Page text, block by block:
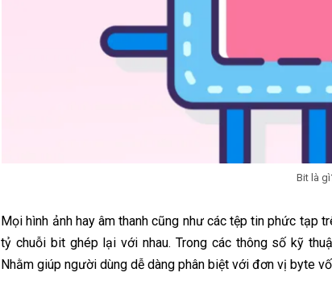
Bit là
Mọi hình ảnh hay âm thanh cũng như các tệp tin phức tạp
tỷ chuỗi bit ghép lại với nhau. Trong các thông số kỹ
Nhằm giúp người dùng dễ dàng phân biệt với đơn vị byte